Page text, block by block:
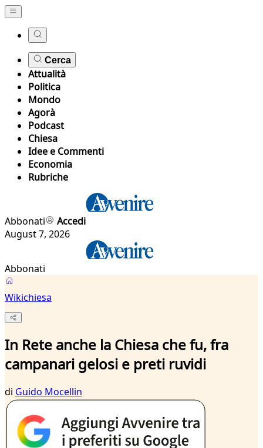
Cerca
Attualità
Politica
Mondo
Agorà
Podcast
Chiesa
Idee e Commenti
Economia
Rubriche
Abbonati
Accedi
August 7, 2026
Abbonati
Wikichiesa
In Rete anche la Chiesa che fu, fra
campanari gelosi e preti ruvidi
di Guido Mocellin